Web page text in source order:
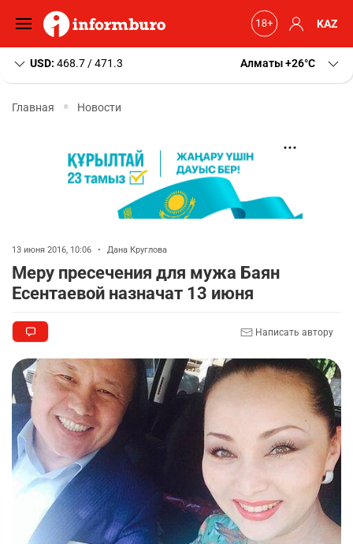
KAZ
USD: 468.7 / 471.3 Алматы+26 C
Главная Новости
13 июня 2016, 10:06 • Дана Круглова
Меру пресечения для мужа Баян
Есентаевой назначат 13 июня
Написать автору